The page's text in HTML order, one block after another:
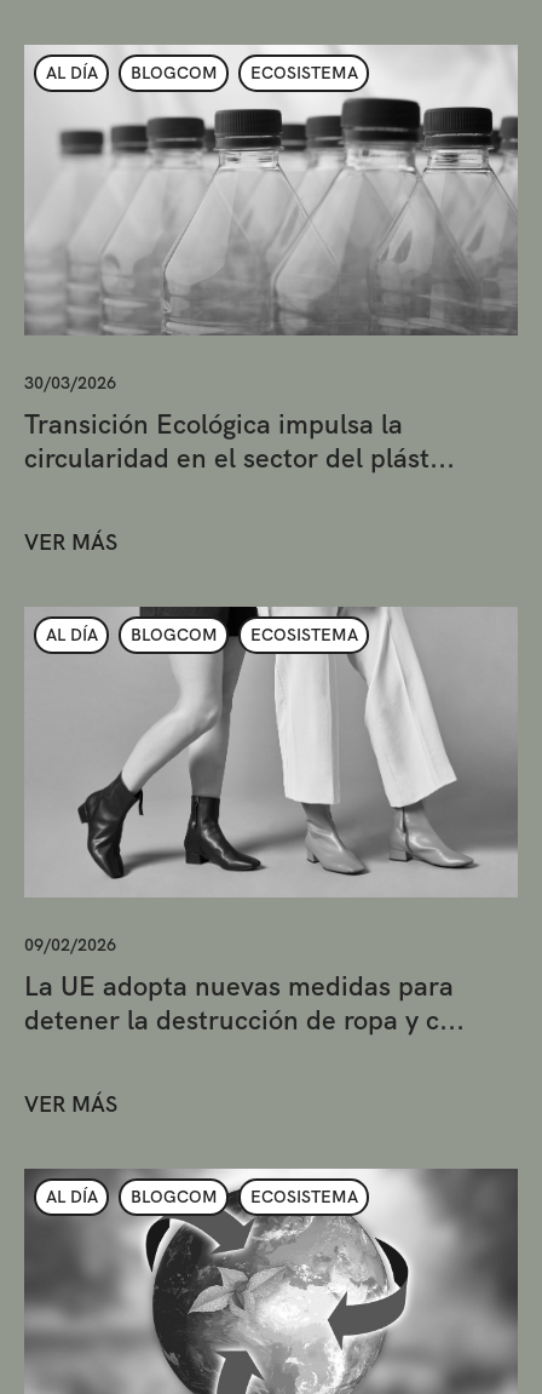
AL DÍA BLOGCOM ECOSISTEMA
30/03/2026
Transición Ecológica impulsa la
circularidad en el sector del plást...
VER MÁS
AL DÍA BLOGCOM ECOSISTEMA
09/02/2026
La UE adopta nuevas medidas para
detener la destrucción de ropa y c...
VER MÁS
AL DÍA BLOGCOM ECOSISTEMA